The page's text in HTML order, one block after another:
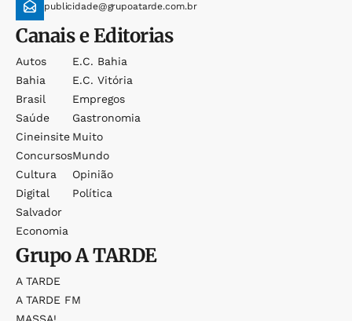
publicidade@grupoatarde.com.br
Canais e Editorias
Autos
Bahia
Brasil
Saúde
Cineinsite
Concursos
Cultura
Digital
Salvador
Economia
E.c. Bahia
E.c. Vitória
Empregos
Gastronomia
Muito
Mundo
Opinião
Política
GrupoA TARDE
A TARDE
A TARDE FM